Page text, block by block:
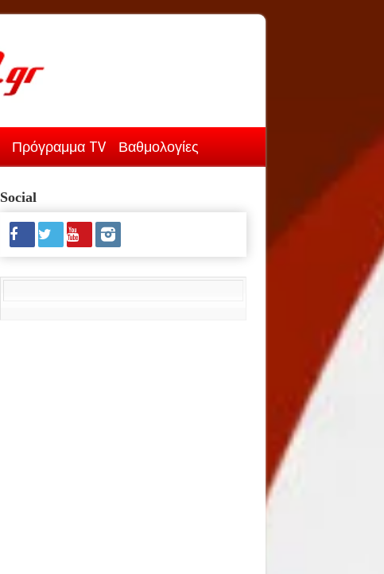
Πρόγραμμα TV Βαθμολογίες
Social